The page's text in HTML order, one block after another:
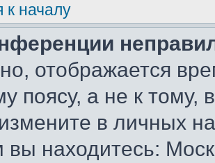
к началу
отображается
поясу, а не к тому,
в личных
вы находитесь: